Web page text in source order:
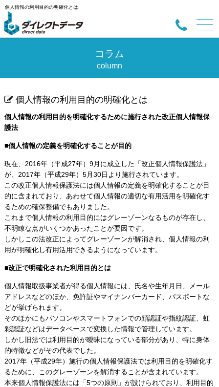
個人情報の利用目的の明確化とは
コラム
column
個人情報の利用目的の明確化とは
個人情報の利用目的を明確化するために施行された改正個人情報保
護法
■個人情報の定義を明確化することが目的
現在、2016年（平成27年）9月に成立した「改正個人情報保護法」
が、2017年（平成29年）5月30日より施行されています。
この改正個人情報保護法には個人情報の定義を明確化することが目
的に含まれており、あわせて個人情報の適切な有用活用を明確化す
るための確保整備でもありました。
これまで個人情報の利用目的にはグレーゾーンなるものが存在し、
不明瞭な点がいくつかあったことが要因です。
しかしこの法改正によってグレーゾーンが解消され、個人情報の利
用が明確化し有用活用できるようになっています。
■改正で明確化された利用目的とは
個人情報取扱事業者が得る個人情報には、氏名や生年月日、メール
アドレスなどのほか、免許証やマイナンバーカード、パスポートな
どが挙げられます。
そのほかにもパソコンやスマートフォンでの顔認証や指紋認証、虹
彩認証などはデータベースで変換した情報で管理しています。
しかし旧法では利用目的が曖昧になっている部分があり、特に身体
的特徴などがその代表でした。
2017年（平成29年）施行の個人情報保護法では利用目的を明確化す
るために、このグレーゾーンを解消することが含まれています。
本来個人情報保護法には「5つの原則」が設けられており、利用目的